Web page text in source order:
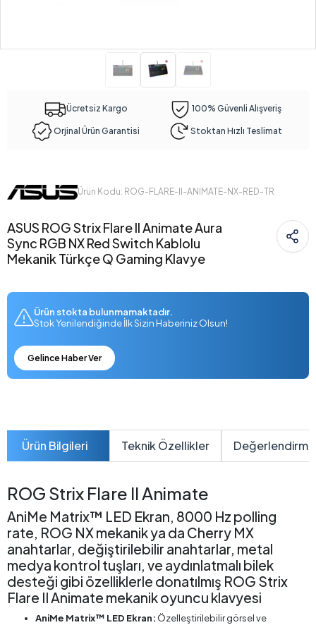
Ücretsiz Kargo 100% Güvenli Alışveriş
Orjinal Ürün Garantisi Stoktan Hızlı Teslimat
Ürün Kodu: ROG-FLARE-II-ANIMATE-NX-RED-TR
ASUS ROG Strix Flare II Animate Aura
Sync RGB NX Red Switch Kablolu
Mekanik Türkçe Q Gaming Klavye
Ürün stokta bulunmamaktadır.
Stok Yenilendiğinde İlk Sizin Haberiniz Olsun!
Gelince Haber Ver
Ürün Bilgileri Teknik Özellikler
ROG Strix Flare II Animate
AniMe Matrix™ LED Ekran, 8000 Hz polling
rate, ROG NX mekanik ya da Cherry MX
anahtarlar, değiştirilebilir anahtarlar, metal
medya kontrol tuşları, ve aydınlatmalı bilek
desteği gibi özelliklerle donatılmış ROG Strix
Flare II Animate mekanik oyuncu klavyesi
AniMe Matrix™ LED Ekran: Özelleştirilebilir görsel ve